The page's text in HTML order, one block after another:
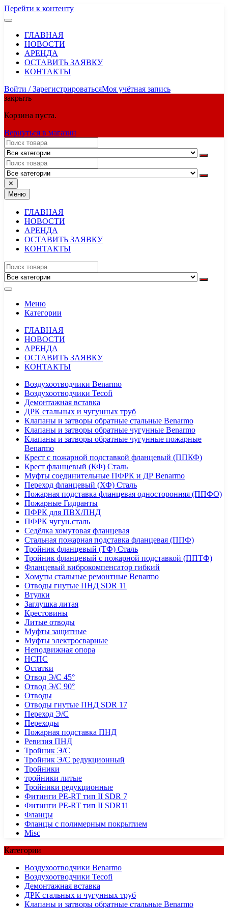
Перейти к контенту
ГЛАВНАЯ
НОВОСТИ
АРЕНДА
ОСТАВИТЬ ЗАЯВКУ
КОНТАКТЫ
Войти / ЗарегистрироватьсяМоя учётная запись
закрыть
Корзина пуста.
Вернуться в магазин
✕
Меню
ГЛАВНАЯ
НОВОСТИ
АРЕНДА
ОСТАВИТЬ ЗАЯВКУ
КОНТАКТЫ
Меню
Категории
ГЛАВНАЯ
НОВОСТИ
АРЕНДА
ОСТАВИТЬ ЗАЯВКУ
КОНТАКТЫ
Воздухоотводчики Benarmo
Воздухоотводчики Tecofi
Демонтажная вставка
ДРК стальных и чугунных труб
Клапаны и затворы обратные стальные Benarmo
Клапаны и затворы обратные чугунные Benarmo
Клапаны и затворы обратные чугунные пожарные
Benarmo
Крест с пожарной подставкой фланцевый (ППКФ)
Крест фланцевый (КФ) Сталь
Муфты соединительные ПФРК и ДР Benarmo
Переход фланцевый (ХФ) Сталь
Пожарная подставка фланцевая односторонняя (ППФО)
Пожарные Гидранты
ПФРК для ПВХ/ПНД
ПФРК чугун.сталь
Седёлка хомутовая фланцевая
Стальная пожарная подставка фланцевая (ППФ)
Тройник фланцевый (ТФ) Сталь
Тройник фланцевый с пожарной подставкой (ППТФ)
Фланцевый виброкомпенсатор гибкий
Хомуты стальные ремонтные Benarmo
Отводы гнутые ПНД SDR 11
Втулки
Заглушка литая
Крестовины
Литые отводы
Муфты защитные
Муфты электросварные
Неподвижная опора
НСПС
Остатки
Отвод Э/С 45°
Отвод Э/С 90°
Отводы
Отводы гнутые ПНД SDR 17
Переход Э/С
Переходы
Пожарная подставка ПНД
Ревизия ПНД
Тройник Э/С
Тройник Э/С редукционный
Тройники
тройники литые
Тройники редукционные
Фитинги PE-RT тип II SDR 7
Фитинги PE-RT тип II SDR11
Фланцы
Фланцы с полимерным покрытием
Misc
Категории
Воздухоотводчики Benarmo
Воздухоотводчики Tecofi
Демонтажная вставка
ДРК стальных и чугунных труб
Клапаны и затворы обратные стальные Benarmo